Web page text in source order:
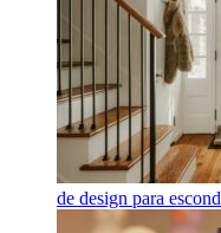
de design para